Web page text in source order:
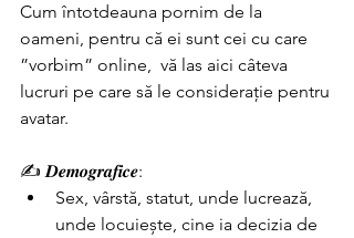
Cum întotdeauna pornim de la
oameni, pentru că ei sunt cei cu care
”vorbim” online,  vă las aici câteva
lucruri pe care să le considerație pentru
avatar.
✍️ 𝑫𝒆𝒎𝒐𝒈𝒓𝒂𝒇𝒊𝒄𝒆:
Sex, vârstă, statut, unde lucrează,
unde locuiește, cine ia decizia de